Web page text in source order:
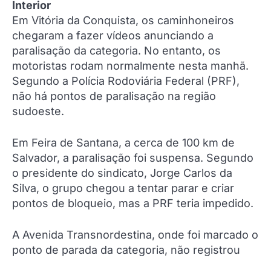
Interior
Em Vitória da Conquista, os caminhoneiros
chegaram a fazer vídeos anunciando a
paralisação da categoria. No entanto, os
motoristas rodam normalmente nesta manhã.
Segundo a Polícia Rodoviária Federal (PRF),
não há pontos de paralisação na região
sudoeste.
Em Feira de Santana, a cerca de 100 km de
Salvador, a paralisação foi suspensa. Segundo
o presidente do sindicato, Jorge Carlos da
Silva, o grupo chegou a tentar parar e criar
pontos de bloqueio, mas a PRF teria impedido.
A Avenida Transnordestina, onde foi marcado o
ponto de parada da categoria, não registrou